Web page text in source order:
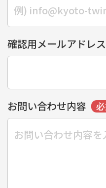
確認用メールアドレス
お問い合わせ内容